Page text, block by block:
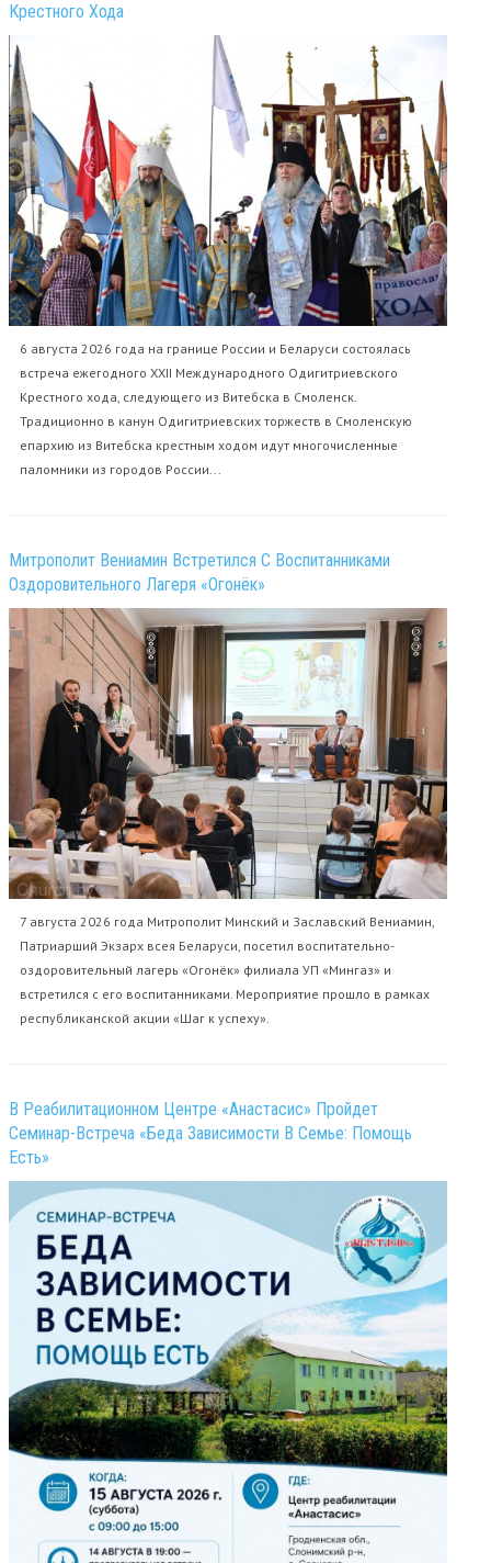
Крестного Хода
6 августа 2026 года на границе России и Беларуси состоялась
встреча ежегодного XXII Международного Одигитриевского
Крестного хода, следующего из Витебска в Смоленск.
Традиционно в канун Одигитриевских торжеств в Смоленскую
епархию из Витебска крестным ходом идут многочисленные
паломники из городов России...
Митрополит Вениамин Встретился С Воспитанниками
Оздоровительного Лагеря «Огонёк»
7 августа 2026 года Митрополит Минский и Заславский Вениамин,
Патриарший Экзарх всея Беларуси, посетил воспитательно-
оздоровительный лагерь «Огонёк» филиала УП «Мингаз» и
встретился с его воспитанниками. Мероприятие прошло в рамках
республиканской акции «Шаг к успеху».
В Реабилитационном Центре «Анастасис» Пройдет
Семинар-Встреча «Беда Зависимости В Семье: Помощь
Есть»